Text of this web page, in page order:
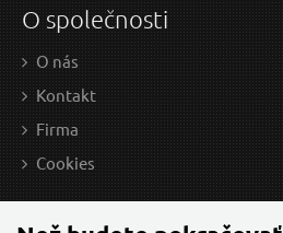
0,87 EUR / Ks
0.71 EUR bez DPH
O společnosti
O nás
Kontakt
Firma
Cookies